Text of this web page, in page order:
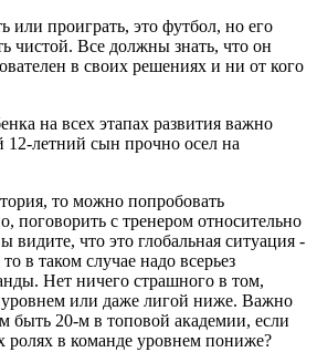
или проиграть, это футбол, но его
чистой. Все должны знать, что он
в своих решениях и ни от кого
на всех этапах развития важно
12-летний сын прочно осел на
то можно попробовать
поговорить с тренером относительно
видите, что это глобальная ситуация -
в таком случае надо всерьез
Нет ничего страшного в том,
или даже лигой ниже. Важно
быть 20-м в топовой академии, если
в команде уровнем пониже?